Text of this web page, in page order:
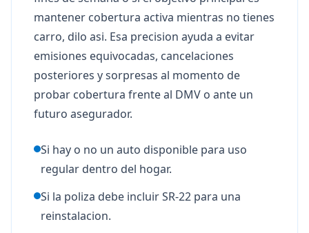
mantener cobertura activa mientras no tienes
carro, dilo asi. Esa precision ayuda a evitar
emisiones equivocadas, cancelaciones
posteriores y sorpresas al momento de
probar cobertura frente al DMV o ante un
futuro asegurador.
Si hay o no un auto disponible para uso
regular dentro del hogar.
Si la poliza debe incluir SR-22 para una
reinstalacion.